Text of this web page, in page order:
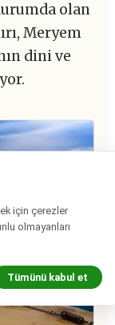
olan
Meryem
dini ve
için çerezler
olmayanları
Tümünü kabul et